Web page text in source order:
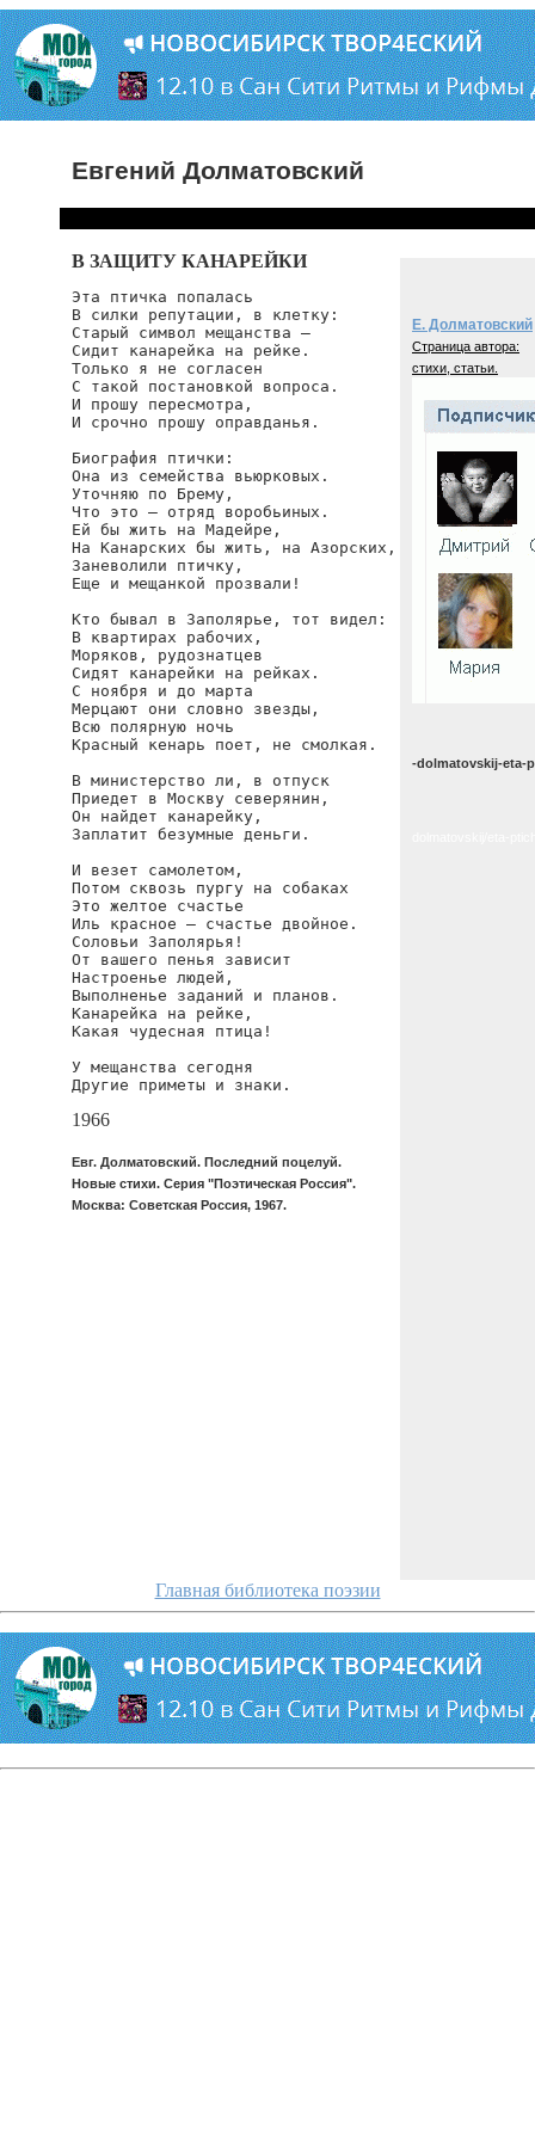
Евгений Долматовский
В ЗАЩИТУ КАНАРЕЙКИ
Эта птичка попалась
В силки репутации, в клетку:
Старый символ мещанства —
Сидит канарейка на рейке.
Только я не согласен
С такой постановкой вопроса.
И прошу пересмотра,
И срочно прошу оправданья.
Биография птички:
Она из семейства вьюрковых.
Уточняю по Брему,
Что это — отряд воробьиных.
Ей бы жить на Мадейре,
На Канарских бы жить, на Азорских,
Заневолили птичку,
Еще и мещанкой прозвали!
Кто бывал в Заполярье, тот видел:
В квартирах рабочих,
Моряков, рудознатцев
Сидят канарейки на рейках.
С ноября и до марта
Мерцают они словно звезды,
Всю полярную ночь
Красный кенарь поет, не смолкая.
В министерство ли, в отпуск
Приедет в Москву северянин,
Он найдет канарейку,
Заплатит безумные деньги.
И везет самолетом,
Потом сквозь пургу на собаках
Это желтое счастье
Иль красное — счастье двойное.
Соловьи Заполярья!
От вашего пенья зависит
Настроенье людей,
Выполненье заданий и планов.
Канарейка на рейке,
Какая чудесная птица!
У мещанства сегодня
Другие приметы и знаки.
1966
Евг. Долматовский. Последний поцелуй.
Новые стихи. Серия "Поэтическая Россия".
Москва: Советская Россия, 1967.
Е. Долматовский
Страница автора:
стихи, статьи.
-dolmatovskij-eta-
Главная библиотека поэзии